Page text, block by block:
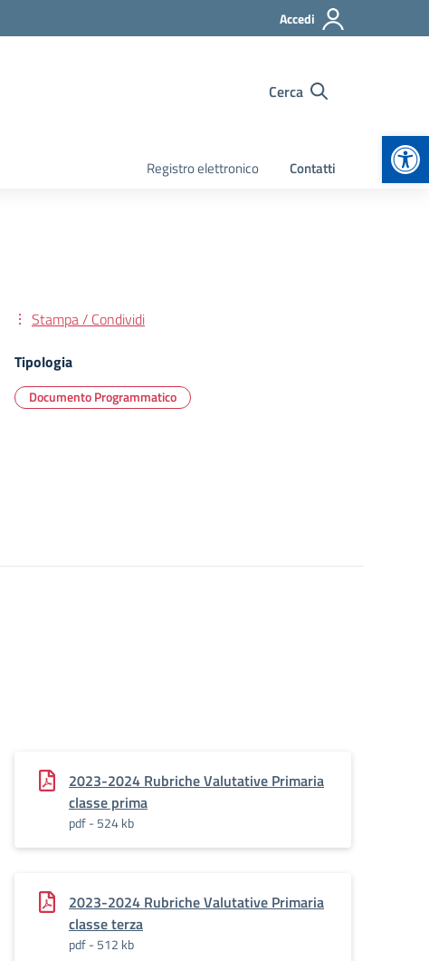
Accedi
Cerca
Registro elettronico Contatti
Stampa / Condividi
Tipologia
Documento Programmatico
2023-2024 Rubriche Valutative Primaria
classe prima
pdf - 524 kb
2023-2024 Rubriche Valutative Primaria
classe terza
pdf - 512 kb